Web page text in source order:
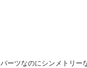
ーツなのにシンメトリー